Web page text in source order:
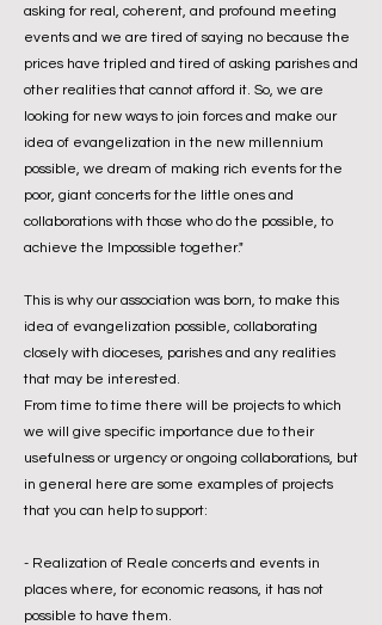
asking for real, coherent, and profound meeting
events and we are tired of saying no because the
prices have tripled and tired of asking parishes and
other realities that cannot afford it. So, we are
looking for new ways to join forces and make our
idea of ​​evangelization in the new millennium
possible, we dream of making rich events for the
poor, giant concerts for the little ones and
collaborations with those who do the possible, to
achieve the Impossible together."
This is why our association was born, to make this
idea of ​​evangelization possible, collaborating
closely with dioceses, parishes and any realities
that may be interested.
From time to time there will be projects to which
we will give specific importance due to their
usefulness or urgency or ongoing collaborations, but
in general here are some examples of projects
that you can help to support:
- Realization of Reale concerts and events in
places where, for economic reasons, it has not
possible to have them.